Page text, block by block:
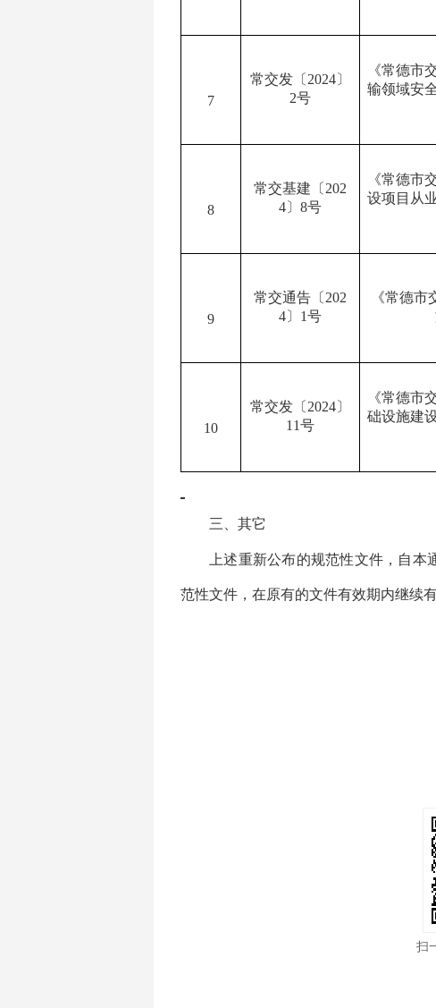
7
常交发〔 2024〕
2号
《常德市
输领域安
8
常交基建〔 202
4〕 8号
《常德市
设项目从
9
常交通告〔 202
4〕 1号
《常德
10
常交发〔 2024〕
11号
《常德市
础设施建
三、其它
上述重新公布的规范性文件，自
范性文件，在原有的文件有效期内继续
扫